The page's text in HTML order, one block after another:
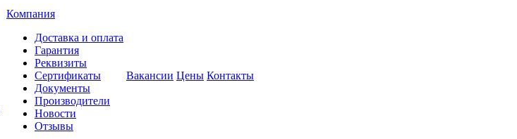
Компания
Доставка и оплата
Гарантия
Реквизиты
Сертификаты
Документы
Производители
Новости
Отзывы
Вакансии Цены Контакты